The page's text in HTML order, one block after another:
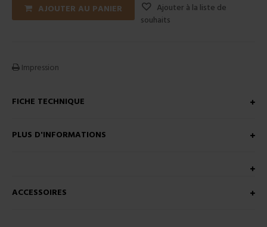
AJOUTER AU PANIER
Ajouter à la liste de
souhaits
Impression
FICHE TECHNIQUE
PLUS D'INFORMATIONS
ACCESSOIRES